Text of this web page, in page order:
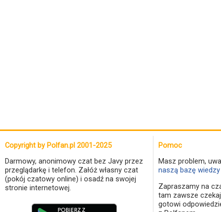
Copyright by Polfan.pl 2001-2025
Darmowy, anonimowy czat bez Javy przez
przeglądarkę i telefon. Załóż własny czat
(pokój czatowy online) i osadź na swojej
stronie internetowej.
Pomoc
Masz problem,
naszą bazę
Zapraszamy na
tam zawsze
gotowi